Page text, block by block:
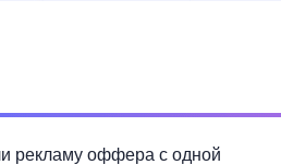
рекламу оффера с одной